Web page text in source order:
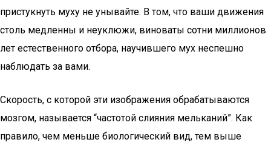
пристукнуть муху не унывайте. В том, что ваши движения
столь медленны и неуклюжи, виноваты сотни миллионов
лет естественного отбора, научившего мух неспешно
наблюдать за вами.
Скорость, с которой эти изображения обрабатываются
мозгом, называется “частотой слияния мельканий”. Как
правило, чем меньше биологический вид, тем выше